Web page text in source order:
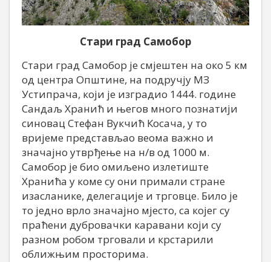
Стари град Самобор
Стари град Самобор је смјештен на око 5 км
од центра Општине, на подручју МЗ
Устипрача, који је изградио 1444. године
Сандаљ Хранић и његов много познатији
синовац Стефан Вукчић Косача, у то
вријеме представљао веома важно и
значајно утврђење на н/в од 1000 м.
Самобор је био омиљено излетиште
Хранића у коме су они примали стране
изасланике, делегације и трговце. Било је
то једно врло значајно мјесто, са којег су
праћени дубровачки каравани који су
разном робом трговали и крстарили
оближњим просторима.